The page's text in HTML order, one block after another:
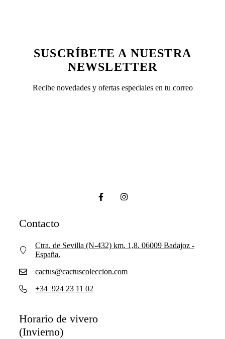
SUSCRÍBETE A NUESTRA
NEWSLETTER
Recibe novedades y ofertas especiales en tu correo
Contacto
Ctra. de Sevilla (N-432) km. 1,8. 06009 Badajoz -
España.
cactus@cactuscoleccion.com
+34 924 23 11 02
Horario de vivero
(Invierno)